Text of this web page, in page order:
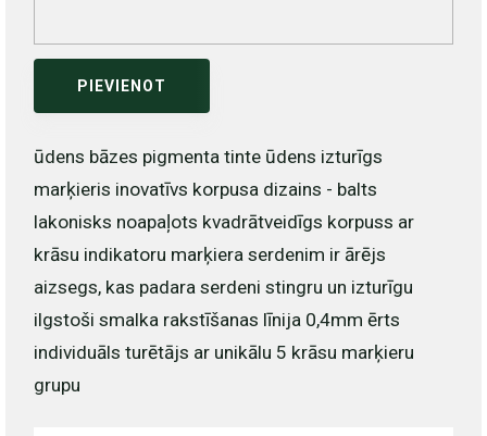
PIEVIENOT
ūdens bāzes pigmenta tinte ūdens izturīgs
marķieris inovatīvs korpusa dizains - balts
lakonisks noapaļots kvadrātveidīgs korpuss ar
krāsu indikatoru marķiera serdenim ir ārējs
aizsegs, kas padara serdeni stingru un izturīgu
ilgstoši smalka rakstīšanas līnija 0,4mm ērts
individuāls turētājs ar unikālu 5 krāsu marķieru
grupu